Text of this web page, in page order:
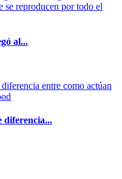
al...
diferencia...